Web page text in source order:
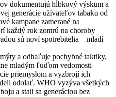
dokumentujú hĺbkový výskum a
generácie užívateľov tabaku od
kampane zamerané na
každý rok zomrú na choroby
sú noví spotrebitelia – mladí
a odhaľuje pochybné taktiky,
mladým ľuďom vedomosti
priemyslom a vyzbrojí ich
odolať. WHO vyzýva všetkých
a stali sa generáciou bez